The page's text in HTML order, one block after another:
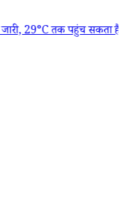
सकता है तापमान|